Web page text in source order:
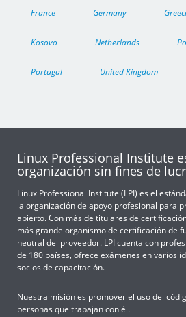
France Germany
Kosovo Netherlands
Portugal United Kingdom
Linux Professional Institute
organización sin fines de
Linux Professional Institute (LPI) es el
la organización de apoyo profesional para
abierto. Con más de titulares de
más grande organismo de certificación de
neutral del proveedor. LPI cuenta con
de 180 países, ofrece exámenes en varios
socios de capacitación.
Nuestra misión es promover el uso del
personas que trabajan con él.